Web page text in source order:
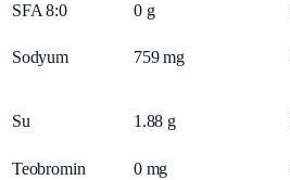
SFA 8:0
0 g
Sodyum 759 mg
Su 1.88 g
Teobromin 0 mg